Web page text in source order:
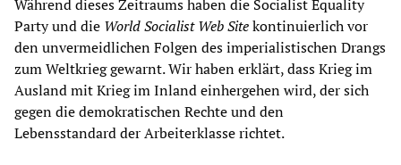
Während dieses Zeitraums haben die Socialist Equality
Party und die World Socialist Web Sitekontinuierlich vor
den unvermeidlichen Folgen des imperialistischen Drangs
zum Weltkrieg gewarnt. Wir haben erklärt, dass Krieg im
Ausland mit Krieg im Inland einhergehen wird, der sich
gegen die demokratischen Rechte und den
Lebensstandard der Arbeiterklasse richtet.